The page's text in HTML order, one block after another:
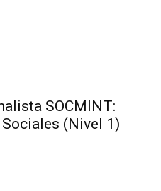
SOCMINT:
(Nivel 1)